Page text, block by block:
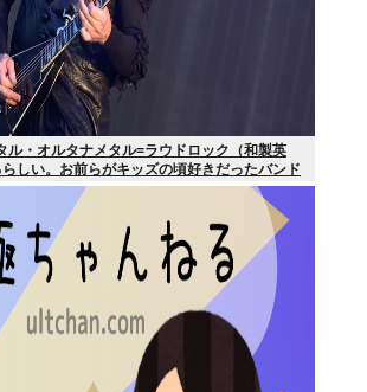
ル・オルタナメタル=ラウドロック（和製英
しい。お前らがキッズの頃好きだったバンド